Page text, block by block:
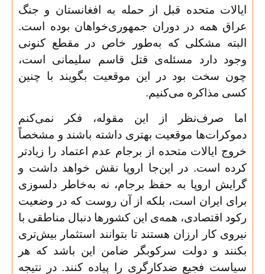
ایالات متحده قبل از حمله به افغانستان و جنگ
عراق همه در دوران جمهوری‌خواهان بوده است.
البته مشکلی که به‌طور خاص در مقطع کنونی
وجود دارد مسئله‌ی قتل قاسم سلیمانی است،
چون سخت بود در این موقعیت بگویند با چنین
کسی مذاکره می‌کنیم.
اما صرف‌نظر از این مقوله، فکر نمی‌کنم
دموکرات‌ها موقعیت بهتری داشته باشند و مشخصاً
خروج ایالات متحده از برجام عدم اعتماد را زیادتر
کرده است. در این‌جا اروپا نقش خواهد داشت و
گرایش اروپا به حفظ برجام، نه به‌خاطر دلسوزی
برای ایران است، بلکه از آن روست که در وضعیت
رکود اقتصادی، همه‌ی این کشورها دنبال مناطقی با
نیروی کار ارزان هستند تا بتوانند استثمار بیش‌تری
بکنند و دولت سرکوبگر ضامن این باشد که هر
سیاست فجیع ضدکارگری را پیاده کنند. در نتیجه